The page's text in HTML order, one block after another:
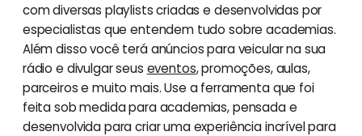
com diversas playlists criadas e desenvolvidas por
especialistas que entendem tudo sobre academias.
Além disso você terá anúncios para veicular na sua
rádio e divulgar seus eventos, promoções, aulas,
parceiros e muito mais. Use a ferramenta que foi
feita sob medida para academias, pensada e
desenvolvida para criar uma experiência incrível para